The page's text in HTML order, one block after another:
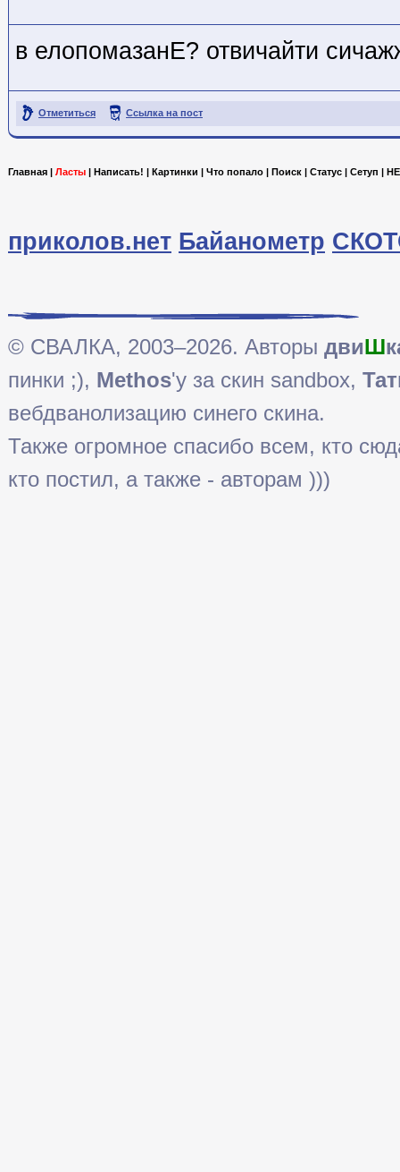
в елопомазанЕ? отвичайти
Отметиться Ссылка на пост
Главная | Ласты | Написать! | Картинки | Что попало | Поиск | Статус | Сетуп |
приколов.нет Байанометр
© СВАЛКА, 2003–2026. Авторы двиШ
пинки ;), Methos'у за скин sandbox,
вебдванолизацию синего скина.
Также огромное спасибо всем, кто
кто постил, а также - авторам )))